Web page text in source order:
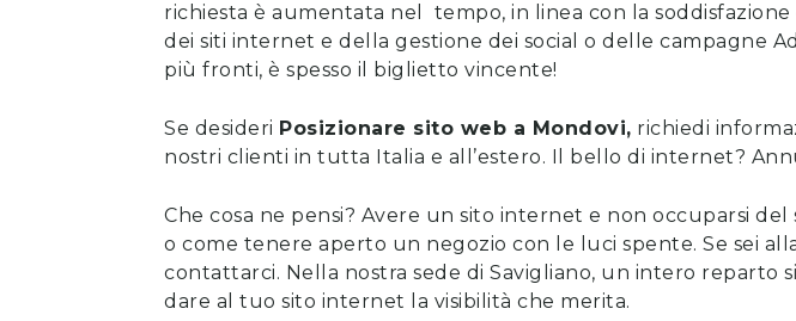
richiesta è aumentata nel tempo, in linea con la
dei siti internet e della gestione dei social o delle campagne
più fronti, è spesso il biglietto vincente!
Se desideri Posizionare sito web a Mondovi, richiedi
nostri clienti in tutta Italia e all’estero. Il bello di internet?
Che cosa ne pensi? Avere un sito internet e non occuparsi
o come tenere aperto un negozio con le luci spente. Se sei
contattarci. Nella nostra sede di Savigliano, un intero reparto
dare al tuo sito internet la visibilità che merita.